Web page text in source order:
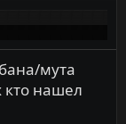
мута
кто нашел